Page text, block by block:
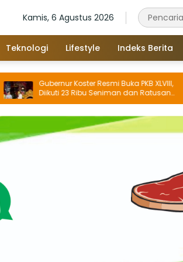
Kamis, 6 Agustus 2026
Teknologi Lifestyle Indeks Berita
Gubernur Koster Resmi Buka PKB XLVIII,
Diikuti 23 Ribu Seniman dan Ratusan
Sekaa, IKM/UMKM Digratiskan